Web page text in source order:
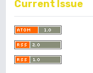
Current Issue